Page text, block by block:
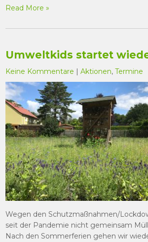
Read More »
Umweltkids startet
Keine Kommentare |Aktionen,Termine
Wegen den Schutzmaßnahmen/
seit der Pandemie nicht gemeinsam
Nach den Sommerferien gehen wir